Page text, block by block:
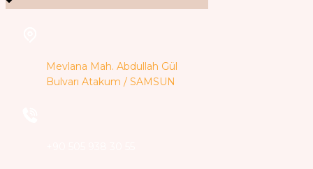
Mevlana Mah. Abdullah Gül
Bulvarı Atakum / SAMSUN